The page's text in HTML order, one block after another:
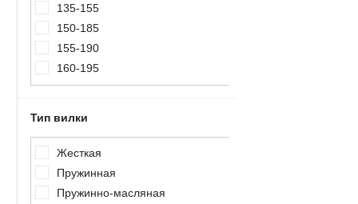
135-155
150-185
155-190
160-195
Тип вилки
Жесткая
Пружинная
Пружинно-масляная